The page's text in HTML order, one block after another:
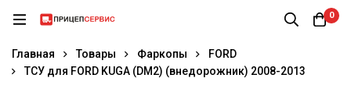
0
Главная Товары Фаркопы
FORD
ТСУ для FORD KUGA (DM2) (внедорожник) 2008-2013